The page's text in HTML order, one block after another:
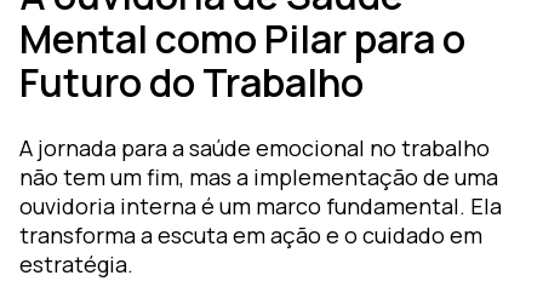
Mental como Pilar para o
Futuro do Trabalho
A jornada para a saúde emocional no trabalho
não tem um fim, mas a implementação de uma
ouvidoria interna é um marco fundamental. Ela
transforma a escuta em ação e o cuidado em
estratégia.